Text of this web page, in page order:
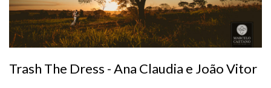
Trash The Dress - Ana Claudia e João Vitor